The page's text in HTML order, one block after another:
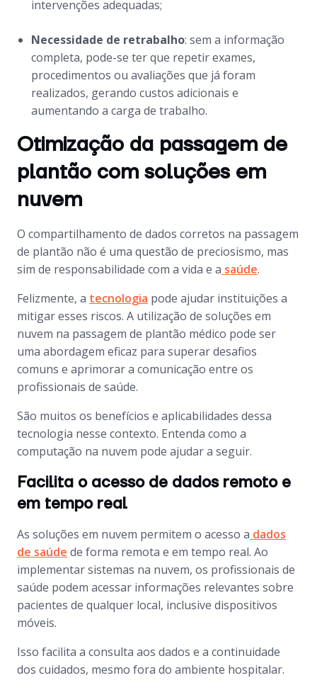
intervenções adequadas;
Necessidade de retrabalho: sem a informação
completa, pode-se ter que repetir exames,
procedimentos ou avaliações que já foram
realizados, gerando custos adicionais e
aumentando a carga de trabalho.
Otimização da passagem de
plantão com soluções em
nuvem
O compartilhamento de dados corretos na passagem
de plantão não é uma questão de preciosismo, mas
sim de responsabilidade com a vida e a saúde.
Felizmente, a tecnologia pode ajudar instituições a
mitigar esses riscos. A utilização de soluções em
nuvem na passagem de plantão médico pode ser
uma abordagem eficaz para superar desafios
comuns e aprimorar a comunicação entre os
profissionais de saúde.
São muitos os benefícios e aplicabilidades dessa
tecnologia nesse contexto. Entenda como a
computação na nuvem pode ajudar a seguir.
Facilita o acesso de dados remoto e
em tempo real
As soluções em nuvem permitem o acesso a dados
de saúde de forma remota e em tempo real. Ao
implementar sistemas na nuvem, os profissionais de
saúde podem acessar informações relevantes sobre
pacientes de qualquer local, inclusive dispositivos
móveis.
Isso facilita a consulta aos dados e a continuidade
dos cuidados, mesmo fora do ambiente hospitalar.